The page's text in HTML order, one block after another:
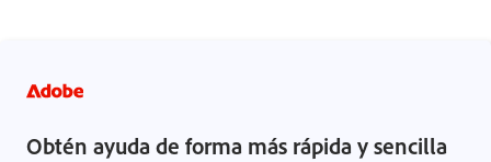
Obtén ayuda de forma más rápida y sencilla